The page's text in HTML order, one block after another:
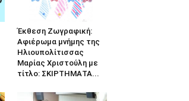
Έκθεση Ζωγραφική:
Αφιέρωμα μνήμης της
Ηλιουπολίτισσας
Μαρίας Χριστούλη με
τίτλο: ΣΚΙΡΤΗΜΑΤΑ...